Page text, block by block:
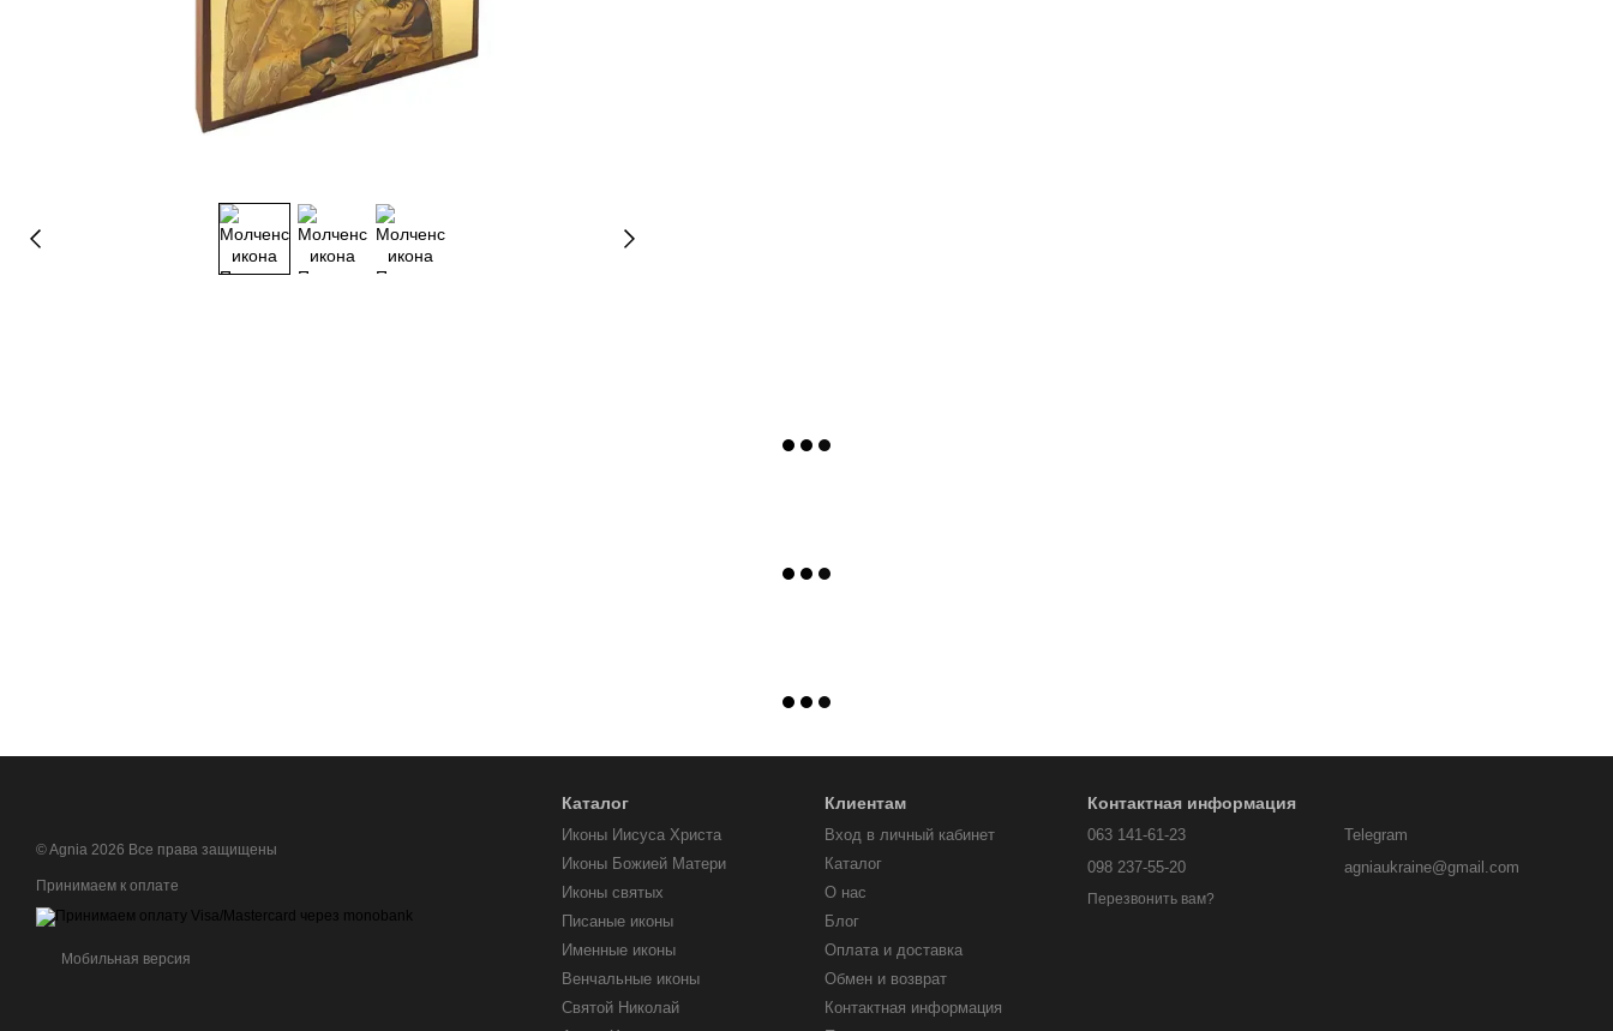
© Agnia 2026 Все права защищены
Принимаем к оплате
Мобильная версия
Каталог
Иконы Иисуса Христа
Иконы Божией Матери
Иконы святых
Писаные иконы
Именные иконы
Венчальные иконы
Святой Николай
Клиентам
Вход в личный кабинет
Каталог
О нас
Блог
Оплата и доставка
Обмен и возврат
Контактная информация
Контактная информация
063 141-61-23
098 237-55-20
Перезвонить вам?
Telegram
agniaukraine@gmail.com